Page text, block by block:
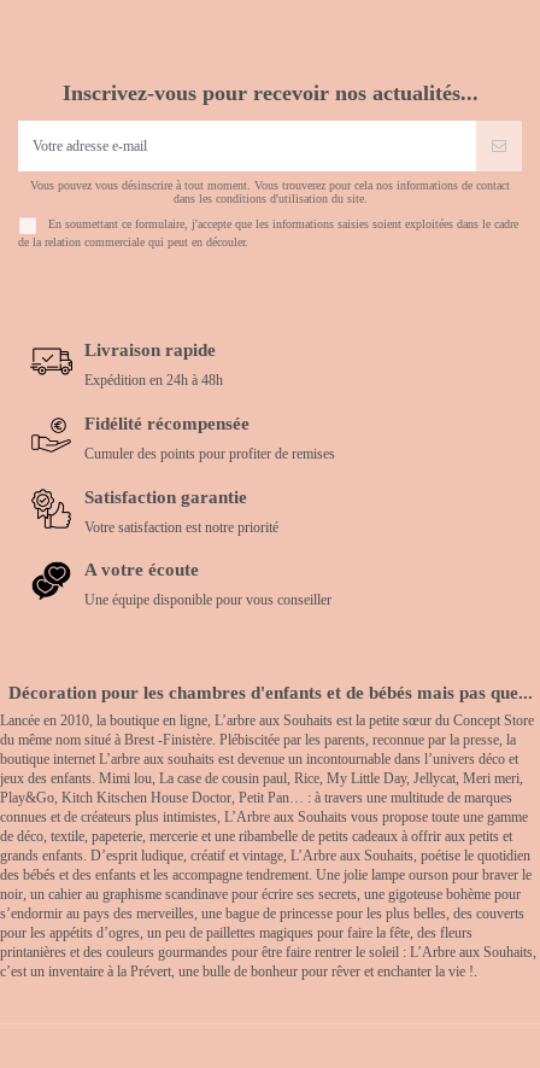
Inscrivez-vous pour recevoir nos actualités...
Vous pouvez vous désinscrire à tout moment. Vous trouverez pour cela nos informations de contact
dans les conditions d'utilisation du site.
En soumettant ce formulaire, j'accepte que les informations saisies soient exploitées dans le cadre
de la relation commerciale qui peut en découler.
Livraison rapide
Expédition en 24h à 48h
Fidélité récompensée
Cumuler des points pour profiter de remises
Satisfaction garantie
Votre satisfaction est notre priorité
A votre écoute
Une équipe disponible pour vous conseiller
Décoration pour les chambres d'enfants et de bébés mais pas que...
Lancée en 2010, la boutique en ligne, L’arbre aux Souhaits est la petite sœur du Concept Store
du même nom situé à Brest -Finistère. Plébiscitée par les parents, reconnue par la presse, la
boutique internet L’arbre aux souhaits est devenue un incontournable dans l’univers déco et
jeux des enfants. Mimi lou, La case de cousin paul, Rice, My Little Day, Jellycat, Meri meri,
Play&Go, Kitch Kitschen House Doctor, Petit Pan… : à travers une multitude de marques
connues et de créateurs plus intimistes, L’Arbre aux Souhaits vous propose toute une gamme
de déco, textile, papeterie, mercerie et une ribambelle de petits cadeaux à offrir aux petits et
grands enfants. D’esprit ludique, créatif et vintage, L’Arbre aux Souhaits, poétise le quotidien
des bébés et des enfants et les accompagne tendrement. Une jolie lampe ourson pour braver le
noir, un cahier au graphisme scandinave pour écrire ses secrets, une gigoteuse bohème pour
s’endormir au pays des merveilles, une bague de princesse pour les plus belles, des couverts
pour les appétits d’ogres, un peu de paillettes magiques pour faire la fête, des fleurs
printanières et des couleurs gourmandes pour être faire rentrer le soleil : L’Arbre aux Souhaits,
c’est un inventaire à la Prévert, une bulle de bonheur pour rêver et enchanter la vie !.